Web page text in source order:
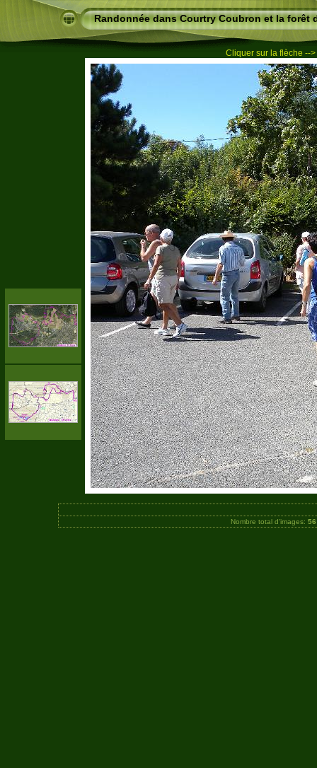
Randonnée dans Courtry Coubron et la forêt
Cliquer sur la flèche --
Nombre total d'images: 56